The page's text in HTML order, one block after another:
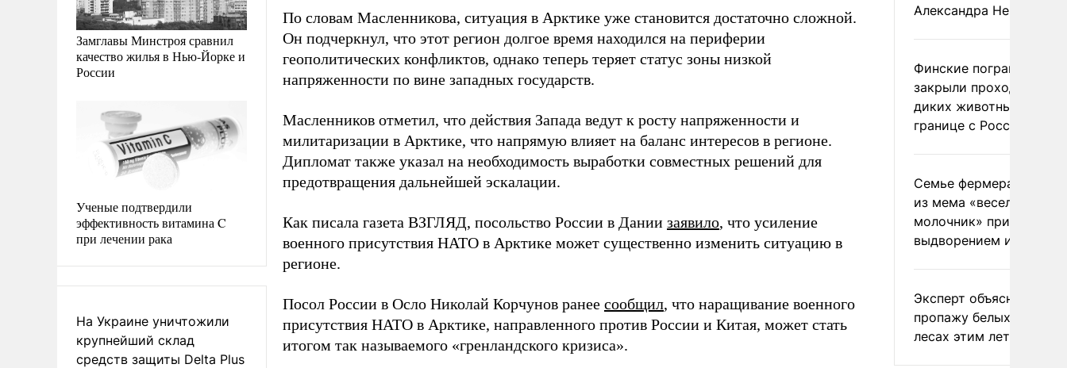
Замглавы Минстроя сравнил
качество жилья в Нью-Йорке и
России
Ученые подтвердили
эффективность витамина C
при лечении рака
На Украине уничтожили
крупнейший склад
средств защиты Delta Plus
По словам Масленникова, ситуация в Арктике уже становится достаточно сложной.
Он подчеркнул, что этот регион долгое время находился на периферии
геополитических конфликтов, однако теперь теряет статус зоны низкой
напряженности по вине западных государств.
Масленников отметил, что действия Запада ведут к росту напряженности и
милитаризации в Арктике, что напрямую влияет на баланс интересов в регионе.
Дипломат также указал на необходимость выработки совместных решений для
предотвращения дальнейшей эскалации.
Как писала газета ВЗГЛЯД, посольство России в Дании заявило, что усиление
военного присутствия НАТО в Арктике может существенно изменить ситуацию в
регионе.
Посол России в Осло Николай Корчунов ранее сообщил, что наращивание военного
присутствия НАТО в Арктике, направленного против России и Китая, может стать
итогом так называемого «гренландского кризиса».
Александра Невзорова
Финские пограничники
закрыли проходы для
диких животных на
границе с Россией
Семье фермера
из мема «веселый
молочник» пригрозили
выдворением из
Эксперт объяснил
пропажу белых грибов
лесах этим летом